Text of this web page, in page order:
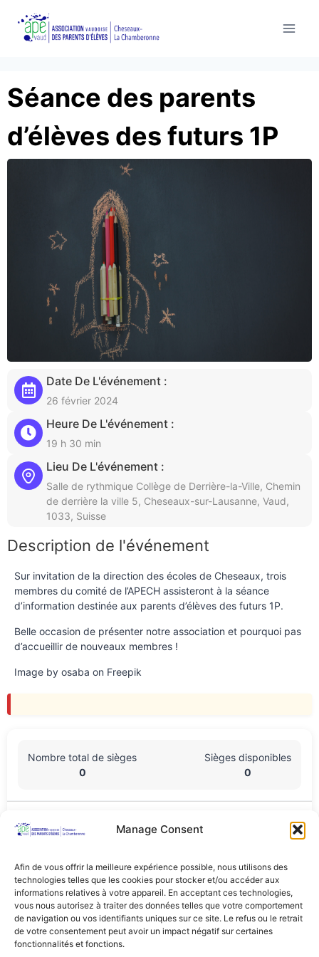
Manage Consent
Afin de vous offrir la meilleure expérience possible, nous utilisons des
technologies telles que les cookies pour stocker et/ou accéder aux
informations relatives à votre appareil. En acceptant ces technologies,
vous nous autorisez à traiter des données telles que votre comportement
de navigation ou vos identifiants uniques sur ce site. Le refus ou le retrait
de votre consentement peut avoir un impact négatif sur certaines
fonctionnalités et fonctions.
Séance des parents
d’élèves des futurs 1P
Date De L'événement :
26 février 2024
Heure De L'événement :
19 h 30 min
Lieu De L'événement :
Salle de rythmique Collège de Derrière-la-Ville, Chemin
de derrière la ville 5, Cheseaux-sur-Lausanne, Vaud,
1033, Suisse
Description de l'événement
Sur invitation de la direction des écoles de Cheseaux, trois
membres du comité de l’APECH assisteront à la séance
d’information destinée aux parents d’élèves des futurs 1P.
Belle occasion de présenter notre association et pourquoi pas
d’accueillir de nouveaux membres !
Image by osaba on Freepik
Nombre total de sièges
0
Sièges disponibles
0
Lieu De L'événement
Partager Cet Événement